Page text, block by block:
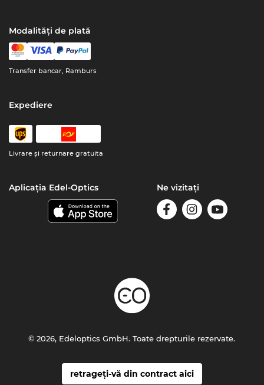
Modalități de plată
Transfer bancar, Ramburs
Expediere
Livrare şi returnare gratuita
Aplicația Edel-Optics Ne vizitați
retrageți-vă din contract aici
© 2026, Edeloptics GmbH. Toate drepturile rezervate.